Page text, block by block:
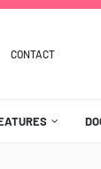
CONTACT